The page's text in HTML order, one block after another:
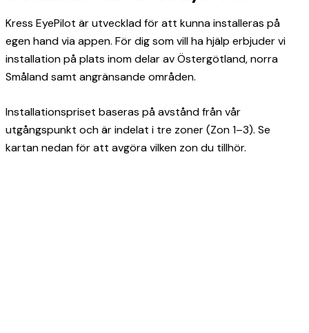
Kress EyePilot är utvecklad för att kunna installeras på
egen hand via appen. För dig som vill ha hjälp erbjuder vi
installation på plats inom delar av Östergötland, norra
Småland samt angränsande områden.
Installationspriset baseras på avstånd från vår
utgångspunkt och är indelat i tre zoner (Zon 1–3). Se
kartan nedan för att avgöra vilken zon du tillhör.